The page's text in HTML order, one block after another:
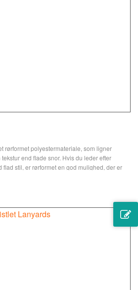
rørformet polyestermateriale, som ligner
end flade snor. Hvis du leder efter
flad stil, er rørformet en god mulighed, der er
indehavere; samt sikrings- og